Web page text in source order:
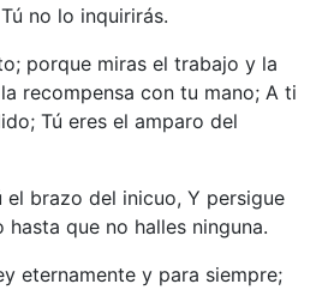
no lo inquirirás.
porque miras el trabajo y la
recompensa con tu mano; A ti
Tú eres el amparo del
el brazo del inicuo, Y persigue
hasta que no halles ninguna.
eternamente y para siempre;